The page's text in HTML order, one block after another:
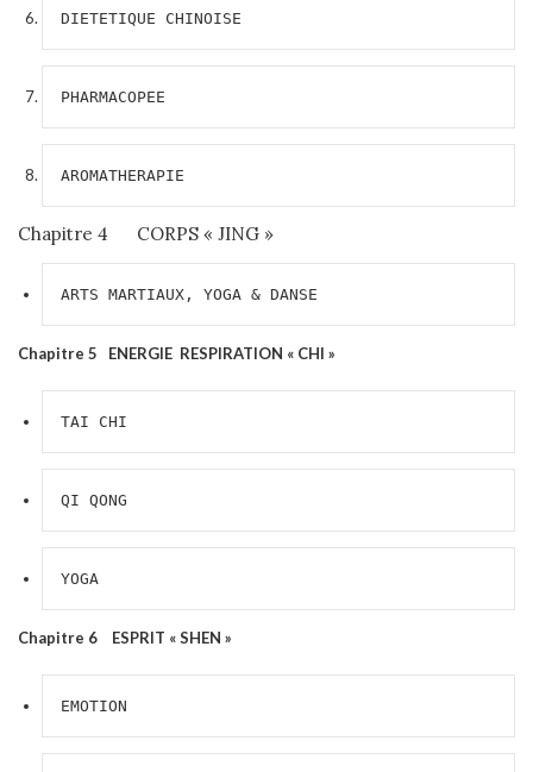
DIETETIQUE CHINOISE
PHARMACOPEE
AROMATHERAPIE
Chapitre 4 CORPS « JING »
ARTS MARTIAUX, YOGA & DANSE
Chapitre 5 ENERGIE RESPIRATION « CHI »
TAI CHI
QI QONG
YOGA
Chapitre 6 ESPRIT « SHEN »
EMOTION